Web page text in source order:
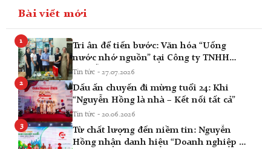
Bài viết mới
1
Tri ân để tiến bước: Văn hóa “Uống
nước nhớ nguồn” tại Công ty TNHH
Nguyễn Hồng
Tin tức - 27.07.2026
2
Dấu ấn chuyến đi mừng tuổi 24: Khi
“Nguyễn Hồng là nhà – Kết nối tất cả”
Tin tức - 20.06.2026
3
Từ chất lượng đến niềm tin: Nguyễn
Hồng nhận danh hiệu “Doanh nghiệp vì